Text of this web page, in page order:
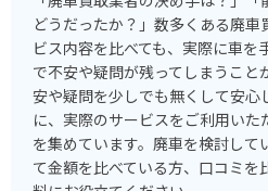
どうだったか？」数多くある廃
ビス内容を比べても、実際に車を
で不安や疑問が残ってしまうこ
安や疑問を少しでも無くして安心
に、実際のサービスをご利用い
を集めています。廃車を検討して
て金額を比べている方、口コミ